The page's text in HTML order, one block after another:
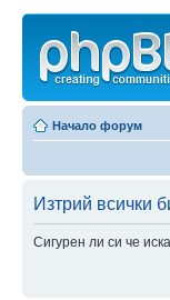
Начало форум
Изтрий всички
Сигурен ли си че